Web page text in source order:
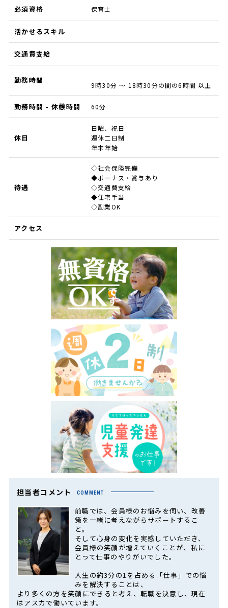
必須資格 保育士
活かせるスキル
交通費支給
勤務時間
9時30分 ～ 18時30分の間の6時間 以上
勤務時間 - 休憩時間 60分
休日
日曜、祝日
週休二日制
年末年始
待遇
◇社会保険完備
◆ボーナス・賞与あり
◇交通費支給
◆住宅手当
◇副業OK
アクセス
担当者コメント COMMENT
前職では、会員様のお悩みを伺い、改善
策を一緒に考えながらサポートするこ
と。
そして心身の変化を実感していただき、
会員様の笑顔が増えていくことが、私に
とって仕事のやりがいでした。
人生の約3分の1を占める「仕事」での悩
みを解決することは、
より多くの方を笑顔にできると考え、転職を決意し、現在
はアスカで働いています。